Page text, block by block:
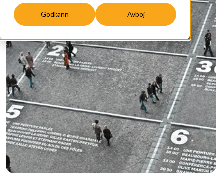
Godkänn Avböj